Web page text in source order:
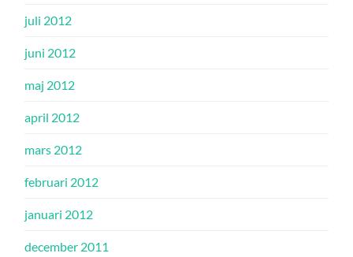
juli 2012
juni 2012
maj 2012
april 2012
mars 2012
februari 2012
januari 2012
december 2011